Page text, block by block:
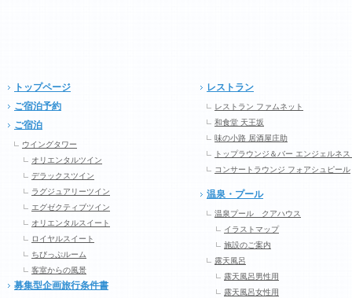
トップページ
ご宿泊予約
ご宿泊
ウイングタワー
オリエンタルツイン
デラックスツイン
ラグジュアリーツイン
エグゼクティブツイン
オリエンタルスイート
ロイヤルスイート
ちびっぷルーム
客室からの風景
募集型企画旅行条件書
レストラン
レストラン ファムネット
和食堂 天王坂
味の小路 居酒屋庄助
トップラウンジ＆バー エンジェルネス
コンサートラウンジ フォアシュピール
温泉・プール
温泉プール クアハウス
イラストマップ
施設のご案内
露天風呂
露天風呂男性用
露天風呂女性用